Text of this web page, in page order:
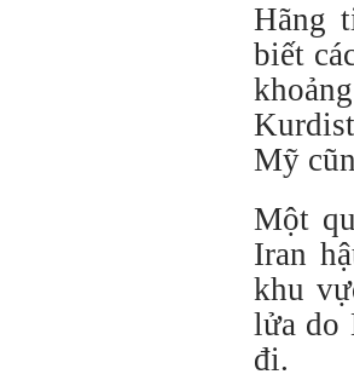
Hãng
biết
Mỹ
Một
Iran
khu
lửa do
đi.